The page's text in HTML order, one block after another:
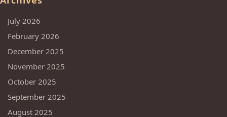
July 2026
February 2026
December 2025
November 2025
October 2025
September 2025
August 2025